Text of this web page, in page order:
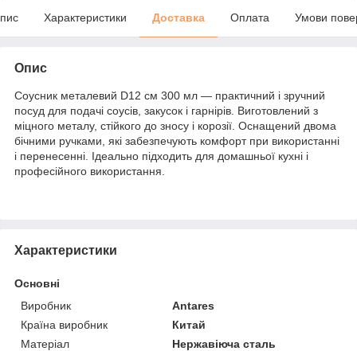
Характеристики Доставка Оплата Умови
Опис
Соусник металевий D12 см 300 мл — практичний і зручний
посуд для подачі соусів, закусок і гарнірів. Виготовлений з
міцного металу, стійкого до зносу і корозії. Оснащений двома
бічними ручками, які забезпечують комфорт при використанні
і перенесенні. Ідеально підходить для домашньої кухні і
професійного використання.
Характеристики
Основні
Виробник
Antares
Країна виробник
Китай
Матеріал
Нержавіюча сталь